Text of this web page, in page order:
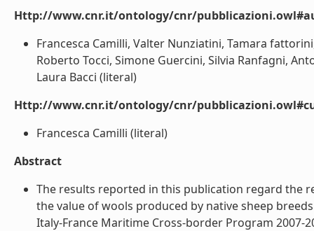
Http://www.cnr.it/ontology/cnr/
Francesca Camilli, Valter Nunziatini, Tamara
Roberto Tocci, Simone Guercini, Silvia Ranfagni,
Laura Bacci (literal)
Http://www.cnr.it/ontology/cnr/
Francesca Camilli (literal)
Abstract
The results reported in this publication regard the
the value of wools produced by native sheep
Italy-France Maritime Cross-border Program